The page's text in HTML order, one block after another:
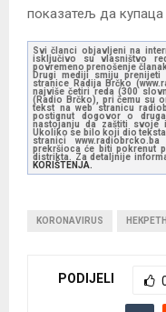
показатељ да купаца
Svi članci objavljeni na
isključivo su vlasništvo
povremeno prenošenje
Drugi mediji smiju
stranice Radija Brčko
najviše četiri reda (300
(Radio Brčko), pri čemu su
tekst na web stranicu
postignut dogovor o
nastojanju da zaštiti svoje
Ukoliko se bilo koji dio
stranici
prekršioca će biti pokrenut
distrikta. Za detaljnije
KORIŠTENJA.
KORONAVIRUS
PODIJELI